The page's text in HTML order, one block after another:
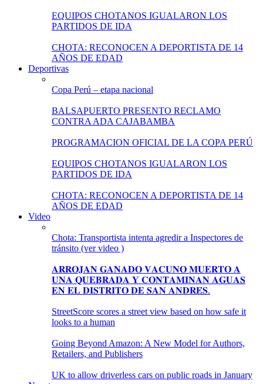
EQUIPOS CHOTANOS IGUALARON LOS
PARTIDOS DE IDA
CHOTA: RECONOCEN A DEPORTISTA DE 14
AÑOS DE EDAD
Deportivas
Copa Perú – etapa nacional
BALSAPUERTO PRESENTO RECLAMO
CONTRA ADA CAJABAMBA
PROGRAMACION OFICIAL DE LA COPA PERÚ
EQUIPOS CHOTANOS IGUALARON LOS
PARTIDOS DE IDA
CHOTA: RECONOCEN A DEPORTISTA DE 14
AÑOS DE EDAD
Video
Chota: Transportista intenta agredir a Inspectores de
tránsito (ver video )
𝐀𝐑𝐑𝐎𝐉𝐀𝐍 𝐆𝐀𝐍𝐀𝐃𝐎 𝐕𝐀𝐂𝐔𝐍𝐎 𝐌𝐔𝐄𝐑𝐓𝐎 𝐀
𝐔𝐍𝐀 𝐐𝐔𝐄𝐁𝐑𝐀𝐃𝐀 𝐘 𝐂𝐎𝐍𝐓𝐀𝐌𝐈𝐍𝐀𝐍 𝐀𝐆𝐔𝐀𝐒
𝐄𝐍 𝐄𝐋 𝐃𝐈𝐒𝐓𝐑𝐈𝐓𝐎 𝐃𝐄 𝐒𝐀𝐍 𝐀𝐍𝐃𝐑𝐄́𝐒.
StreetScore scores a street view based on how safe it
looks to a human
Going Beyond Amazon: A New Model for Authors,
Retailers, and Publishers
UK to allow driverless cars on public roads in January